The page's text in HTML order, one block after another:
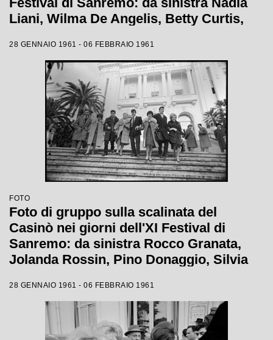
Liani, Wilma De Angelis, Betty Curtis,
Mazzetti
28 GENNAIO 1961 - 06 FEBBRAIO 1961
FOTO
Foto di gruppo sulla scalinata del
Casinò nei giorni dell'XI Festival di
Sanremo: da sinistra Rocco Granata,
Jolanda Rossin, Pino Donaggio, Silvia
Renis e Betty Curtis
28 GENNAIO 1961 - 06 FEBBRAIO 1961